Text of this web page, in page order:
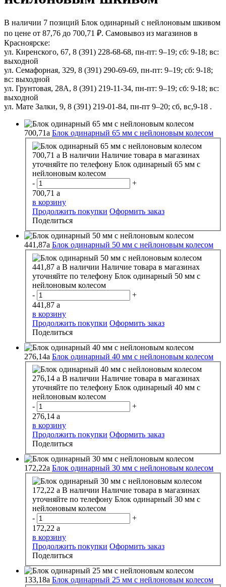
В наличии 7 позиций Блок одинарный с нейлоновым шкивом
по цене от 87,76 до 700,71 ₽. Самовывоз из магазинов в
Красноярске:
ул. Киренского, 67, 8 (391) 228-68-68, пн-пт: 9–19; сб: 9-18; вс:
выходной
ул. Семафорная, 329, 8 (391) 290-69-69, пн-пт: 9–19; сб: 9-18;
вс: выходной
ул. Грунтовая, 28А, 8 (391) 219-11-34, пн-пт: 9–19; сб: 9-18; вс:
выходной
ул. Мате Залки, 9, 8 (391) 219-01-84, пн-пт 9–20; сб, вс,9-18 .
700,71a Блок одинарный 65 мм с нейлоновым колесом
700,71 a В наличии Наличие товара в магазинах
уточняйте по телефону Блок одинарный 65 мм с
нейлоновым колесом
-
+
700,71 a
в корзину
Продолжить покупки Оформить заказ
Поделиться
441,87a Блок одинарный 50 мм с нейлоновым колесом
441,87 a В наличии Наличие товара в магазинах
уточняйте по телефону Блок одинарный 50 мм с
нейлоновым колесом
-
+
441,87 a
в корзину
Продолжить покупки Оформить заказ
Поделиться
276,14a Блок одинарный 40 мм с нейлоновым колесом
276,14 a В наличии Наличие товара в магазинах
уточняйте по телефону Блок одинарный 40 мм с
нейлоновым колесом
-
+
276,14 a
в корзину
Продолжить покупки Оформить заказ
Поделиться
172,22a Блок одинарный 30 мм с нейлоновым колесом
172,22 a В наличии Наличие товара в магазинах
уточняйте по телефону Блок одинарный 30 мм с
нейлоновым колесом
-
+
172,22 a
в корзину
Продолжить покупки Оформить заказ
Поделиться
133,18a Блок одинарный 25 мм с нейлоновым колесом